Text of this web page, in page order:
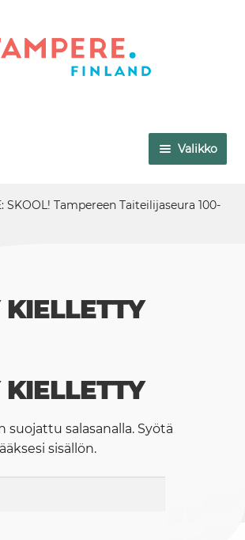
Siirry
Siirry
Valikko
SKOOL! Tampereen Taiteilijaseura 100-
suojattu salasanalla. Syötä
sisällön.